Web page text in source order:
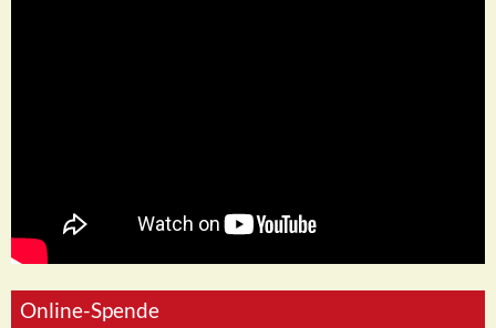
Online-Spende